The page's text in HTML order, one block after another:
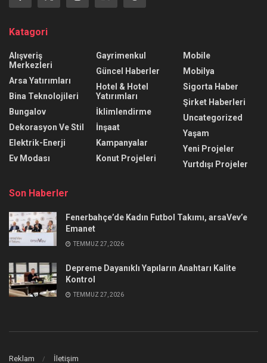
Katagori
Alışveriş
Merkezleri
Arsa Yatırımları
Bina Teknolojileri
Bungalov
Dekorasyon Ve Stil
Elektrik-Enerji
Ev Modası
Gayrimenkul
Güncel Haberler
Hotel & Hotel
Yatırımları
İklimlendirme
İnşaat
Kampanyalar
Konut Projeleri
Mobile
Mobilya
Sigorta Haber
Şirket Haberleri
Uncategorized
Yaşam
Yeni Projeler
Yurtdışı Projeler
Son Haberler
Fenerbahçe’de Kadın Futbol Takımı, arsaVev’e
Emanet
TEMMUZ 27, 2026
Depreme Dayanıklı Yapıların Anahtarı Kalite
Kontrol
TEMMUZ 27, 2026
Reklam İletişim